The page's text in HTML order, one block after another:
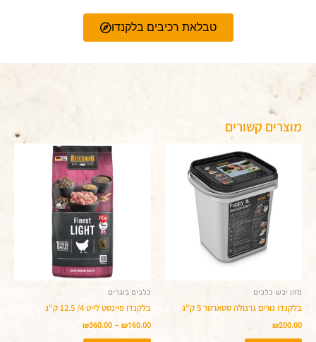
טבלאת רכיבים בלקנדו
מוצרים קשורים
מזון יבש כלבים
בלקנדו גורים גרנולה סטארטר 5 ק"ג
₪200.00
כלבים בוגרים
בלקנדו פיינסט לייט 4/ 12.5 ק"ג
₪160.00
–
₪360.00
טווח
מחירים:
עד
למוצר
זה
יש
מספר
סוגים.
ניתן
לבחור
את
האפשרויות
בעמוד